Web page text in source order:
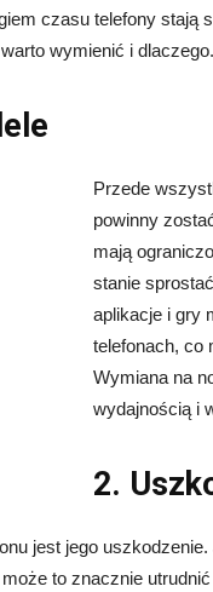
czasu telefony stają
wymienić i dlaczego.
Przede
powinny
mają
stanie
aplikacje i gry
telefonach, co
Wymiana na
wydajnością i
2.
jest jego
to znacznie